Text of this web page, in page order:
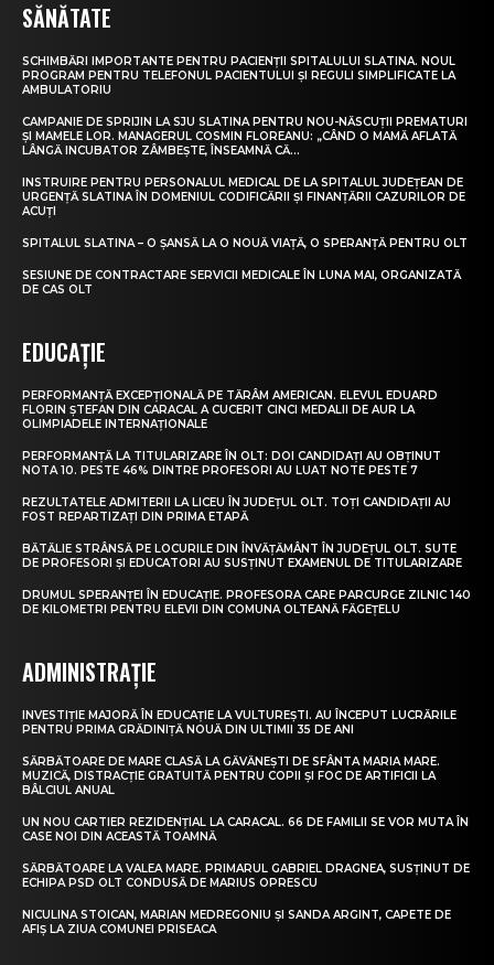
SĂNĂTATE
SCHIMBĂRI IMPORTANTE PENTRU PACIENȚII SPITALULUI SLATINA. NOUL
PROGRAM PENTRU TELEFONUL PACIENTULUI ȘI REGULI SIMPLIFICATE LA
AMBULATORIU
CAMPANIE DE SPRIJIN LA SJU SLATINA PENTRU NOU-NĂSCUȚII PREMATURI
ȘI MAMELE LOR. MANAGERUL COSMIN FLOREANU: „CÂND O MAMĂ AFLATĂ
LÂNGĂ INCUBATOR ZÂMBEȘTE, ÎNSEAMNĂ CĂ...
INSTRUIRE PENTRU PERSONALUL MEDICAL DE LA SPITALUL JUDEȚEAN DE
URGENȚĂ SLATINA ÎN DOMENIUL CODIFICĂRII ȘI FINANȚĂRII CAZURILOR DE
ACUȚI
SPITALUL SLATINA – O ȘANSĂ LA O NOUĂ VIAȚĂ, O SPERANȚĂ PENTRU OLT
SESIUNE DE CONTRACTARE SERVICII MEDICALE ÎN LUNA MAI, ORGANIZATĂ
DE CAS OLT
EDUCAȚIE
PERFORMANȚĂ EXCEPȚIONALĂ PE TĂRÂM AMERICAN. ELEVUL EDUARD
FLORIN ȘTEFAN DIN CARACAL A CUCERIT CINCI MEDALII DE AUR LA
OLIMPIADELE INTERNAȚIONALE
PERFORMANȚĂ LA TITULARIZARE ÎN OLT: DOI CANDIDAȚI AU OBȚINUT
NOTA 10. PESTE 46% DINTRE PROFESORI AU LUAT NOTE PESTE 7
REZULTATELE ADMITERII LA LICEU ÎN JUDEȚUL OLT. TOȚI CANDIDAȚII AU
FOST REPARTIZAȚI DIN PRIMA ETAPĂ
BĂTĂLIE STRÂNSĂ PE LOCURILE DIN ÎNVĂȚĂMÂNT ÎN JUDEȚUL OLT. SUTE
DE PROFESORI ȘI EDUCATORI AU SUSȚINUT EXAMENUL DE TITULARIZARE
DRUMUL SPERANȚEI ÎN EDUCAȚIE. PROFESORA CARE PARCURGE ZILNIC 140
DE KILOMETRI PENTRU ELEVII DIN COMUNA OLTEANĂ FĂGEȚELU
ADMINISTRAȚIE
INVESTIȚIE MAJORĂ ÎN EDUCAȚIE LA VULTUREȘTI. AU ÎNCEPUT LUCRĂRILE
PENTRU PRIMA GRĂDINIȚĂ NOUĂ DIN ULTIMII 35 DE ANI
SĂRBĂTOARE DE MARE CLASĂ LA GĂVĂNEȘTI DE SFÂNTA MARIA MARE.
MUZICĂ, DISTRACȚIE GRATUITĂ PENTRU COPII ȘI FOC DE ARTIFICII LA
BÂLCIUL ANUAL
UN NOU CARTIER REZIDENȚIAL LA CARACAL. 66 DE FAMILII SE VOR MUTA ÎN
CASE NOI DIN ACEASTĂ TOAMNĂ
SĂRBĂTOARE LA VALEA MARE. PRIMARUL GABRIEL DRAGNEA, SUSȚINUT DE
ECHIPA PSD OLT CONDUSĂ DE MARIUS OPRESCU
NICULINA STOICAN, MARIAN MEDREGONIU ȘI SANDA ARGINT, CAPETE DE
AFIȘ LA ZIUA COMUNEI PRISEACA